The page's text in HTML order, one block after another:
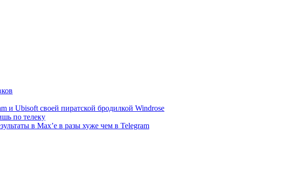
и Ubisoft своей пиратской бродилкой Windrose
по телеку
в Max’е в разы хуже чем в Telegram